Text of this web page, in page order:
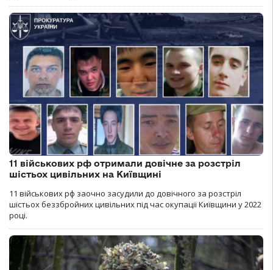
11 військових рф отримали довічне за розстріл
шістьох цивільних на Київщині
11 військових рф заочно засудили до довічного за розстріл
шістьох беззбройних цивільних під час окупації Київщини у 2022
році.